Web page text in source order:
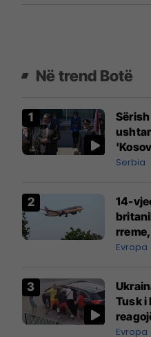
Në trend Botë
Serbia
14-
Evropa
Tusk i
Evropa